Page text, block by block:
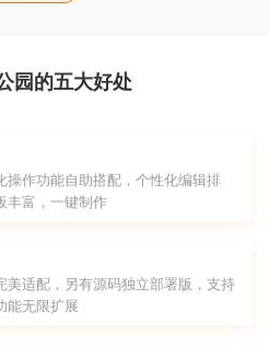
园的五大好处
操作功能自助搭配，个性化编辑排
丰富，一键制作
美适配，另有源码独立部署版，支持
能无限扩展